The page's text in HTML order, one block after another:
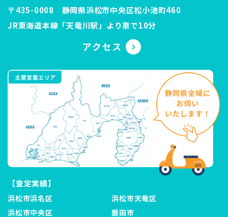
〒435-0008 静岡県浜松市中央区松小池町460
JR東海道本線「天竜川駅」より車で10分
【査定実績】
浜松市浜名区
浜松市天竜区
浜松市中央区
磐田市